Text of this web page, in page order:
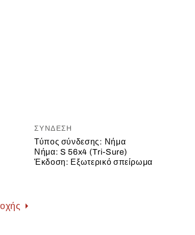
ΣΎΝΔΕΣΗ
Τύπος σύνδεσης: Νήμα
Νήμα: S 56x4 (Tri-Sure)
Έκδοση: Εξωτερικό σπείρωμα